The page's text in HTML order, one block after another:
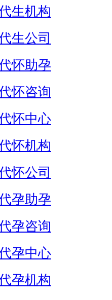
生机构
生公司
怀助孕
怀咨询
怀中心
怀机构
怀公司
孕助孕
孕咨询
孕中心
孕机构